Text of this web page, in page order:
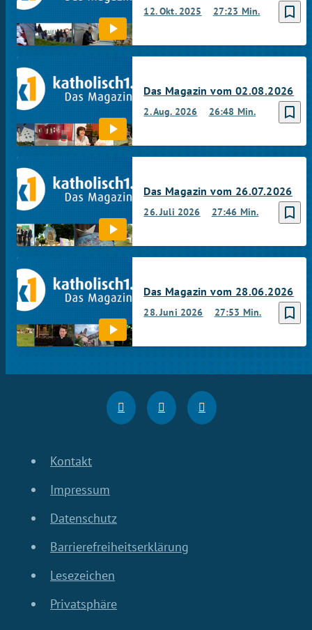
bookmark_border
12. Okt. 2025 27:23 Min.
bookmark_border
2. Aug. 2026 26:48 Min.
Das Magazin vom 02.08.2026
bookmark_border
26. Juli 2026 27:46 Min.
Das Magazin vom 26.07.2026
bookmark_border
28. Juni 2026 27:53 Min.
Das Magazin vom 28.06.2026
Kontakt
Impressum
Datenschutz
Barrierefreiheitserklärung
Lesezeichen
Privatsphäre